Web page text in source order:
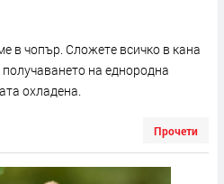
в чопър. Сложете всичко в кана
на еднородна
охладена.
Прочети